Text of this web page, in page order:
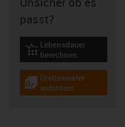
passt?
igus-icon-lebensdauerrechner
Lebensdauer
berechnen
igus-icon-gratismuster
Gratismuster
anfordern